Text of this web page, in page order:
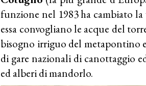
funzione nel 1983 ha cambiato
essa convogliano le acque del
bisogno irriguo del metapontino
di gare nazionali di canottaggio
ed alberi di mandorlo.